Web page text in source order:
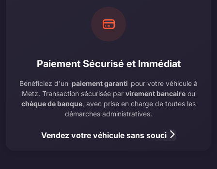
Paiement Sécurisé et Immédiat
Bénéficiez d'un paiement garanti pour votre véhicule à
Metz. Transaction sécurisée par virement bancaire ou
chèque de banque, avec prise en charge de toutes les
démarches administratives.
Vendez votre véhicule sans souci